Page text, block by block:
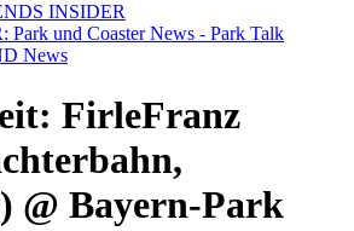
INSIDER
Park und Coaster News - Park Talk
News
FirleFranz
@ Bayern-Park